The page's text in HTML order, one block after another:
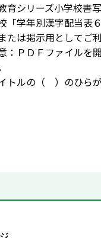
育シリーズ小学校書
「学年別漢字配当表
たは掲示用としてご
：ＰＤＦファイルを
トルの（ ）のひらが